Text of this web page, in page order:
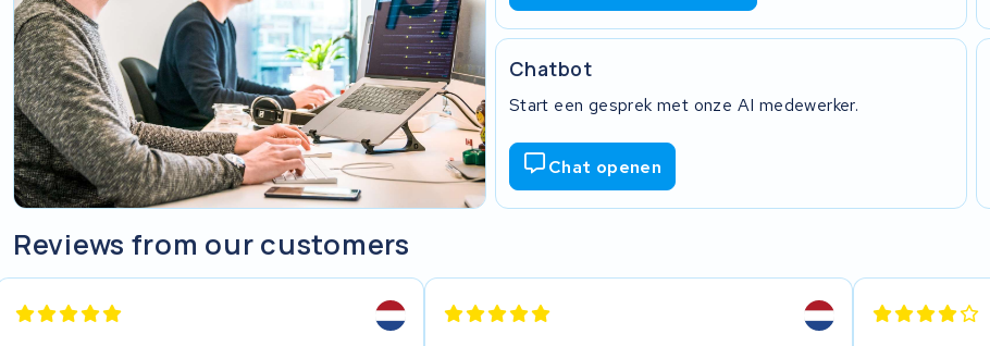
Chatbot
Start een gesprek met onze AI medewerker.
Chat openen
Reviews from our customers